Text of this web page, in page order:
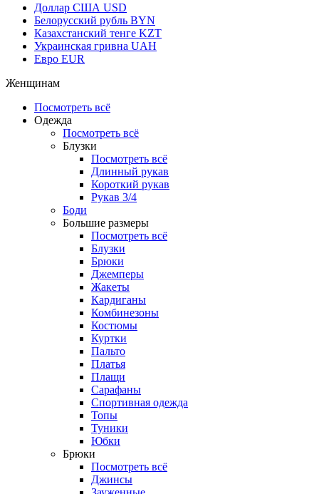
Доллар США USD
Белорусский рубль BYN
Казахстанский тенге KZT
Украинская гривна UAH
Евро EUR
Женщинам
Посмотреть всё
Одежда
Посмотреть всё
Блузки
Посмотреть всё
Длинный рукав
Короткий рукав
Рукав 3/4
Боди
Большие размеры
Посмотреть всё
Блузки
Брюки
Джемперы
Жакеты
Кардиганы
Комбинезоны
Костюмы
Куртки
Пальто
Платья
Плащи
Сарафаны
Спортивная одежда
Топы
Туники
Юбки
Брюки
Посмотреть всё
Джинсы